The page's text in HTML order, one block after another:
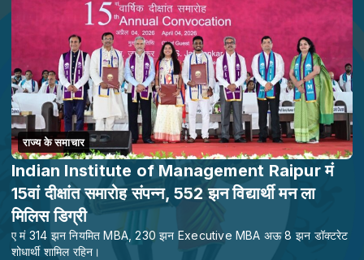
राज्य के समाचार
Indian Institute of Management Raipur मं
15वां दीक्षांत समारोह संपन्न, 552 झन विद्यार्थी मन ला
मिलिस डिग्री
ए मं 314 झन नियमित MBA, 230 झन Executive MBA अऊ 8 झन डॉक्टरेट
शोधार्थी शामिल रहिन।